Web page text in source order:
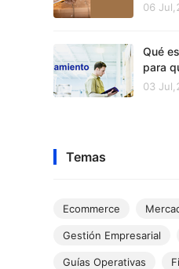
06
Qué
para
03
Temas
Ecommerce
Gestión Empresarial
Guías Operativas